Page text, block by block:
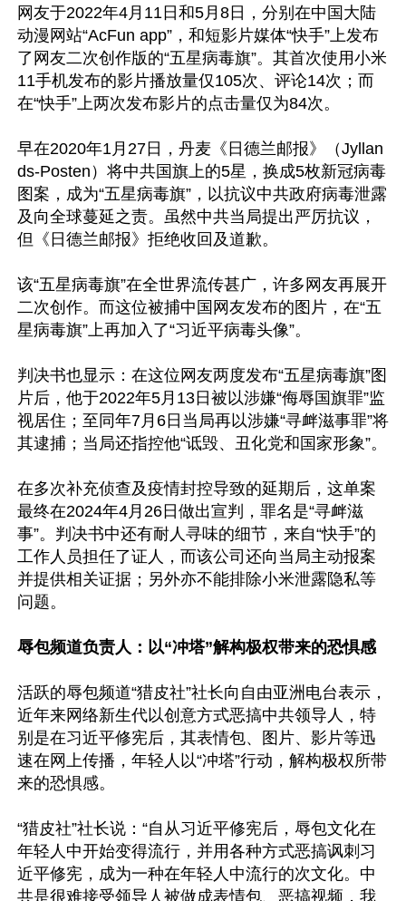
网友于2022年4月11日和5月8日，分别在中国大陆
动漫网站“AcFun app”，和短影片媒体“快手”上发布
了网友二次创作版的“五星病毒旗”。其首次使用小米
11手机发布的影片播放量仅105次、评论14次；而
在“快手”上两次发布影片的点击量仅为84次。
早在2020年1月27日，丹麦《日德兰邮报》（Jyllan
ds-Posten）将中共国旗上的5星，换成5枚新冠病毒
图案，成为“五星病毒旗”，以抗议中共政府病毒泄露
及向全球蔓延之责。虽然中共当局提出严厉抗议，
但《日德兰邮报》拒绝收回及道歉。
该“五星病毒旗”在全世界流传甚广，许多网友再展开
二次创作。而这位被捕中国网友发布的图片，在“五
星病毒旗”上再加入了“习近平病毒头像”。
判决书也显示：在这位网友两度发布“五星病毒旗”图
片后，他于2022年5月13日被以涉嫌“侮辱国旗罪”监
视居住；至同年7月6日当局再以涉嫌“寻衅滋事罪”将
其逮捕；当局还指控他“诋毁、丑化党和国家形象”。
在多次补充侦查及疫情封控导致的延期后，这单案
最终在2024年4月26日做出宣判，罪名是“寻衅滋
事”。判决书中还有耐人寻味的细节，来自“快手”的
工作人员担任了证人，而该公司还向当局主动报案
并提供相关证据；另外亦不能排除小米泄露隐私等
问题。
辱包频道负责人：以“冲塔”解构极权带来的恐惧感
活跃的辱包频道“猎皮社”社长向自由亚洲电台表示，
近年来网络新生代以创意方式恶搞中共领导人，特
别是在习近平修宪后，其表情包、图片、影片等迅
速在网上传播，年轻人以“冲塔”行动，解构极权所带
来的恐惧感。
“猎皮社”社长说：“自从习近平修宪后，辱包文化在
年轻人中开始变得流行，并用各种方式恶搞讽刺习
近平修宪，成为一种在年轻人中流行的次文化。中
共是很难接受领导人被做成表情包、恶搞视频，我